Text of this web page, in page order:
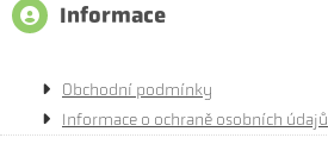
Informace
Obchodní podmínky
Informace o ochraně osobních údajů